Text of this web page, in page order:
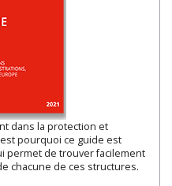
dans la protection et
pourquoi ce guide est
permet de trouver facilement
chacune de ces structures.